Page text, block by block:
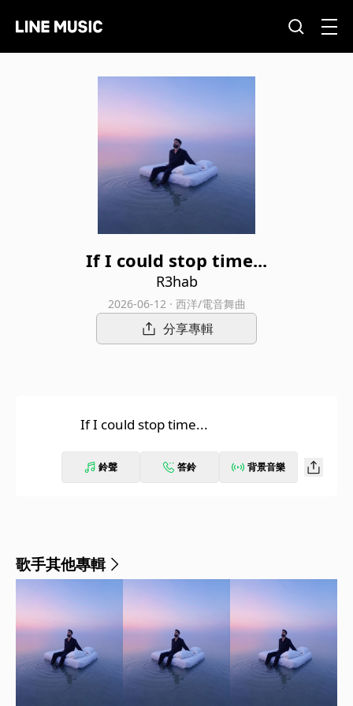
If I could stop time...
R3hab
2026-06-12 · 西洋/電音舞曲
分享專輯
If I could stop time...
鈴聲 答鈴 背景音樂
歌手其他專輯